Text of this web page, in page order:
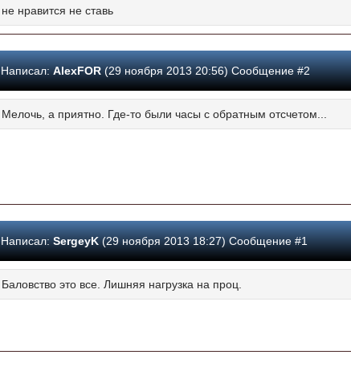
не нравится не ставь
Написал: AlexFOR(29 ноября 2013 20:56) Сообщение #2
Мелочь, а приятно. Где-то были часы с обратным отсчетом...
Написал: SergeyK(29 ноября 2013 18:27) Сообщение #1
Баловство это все. Лишняя нагрузка на проц.